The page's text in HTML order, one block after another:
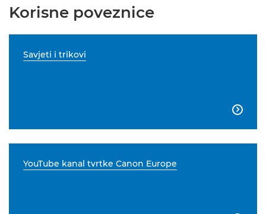
Korisne poveznice
Savjeti i trikovi

YouTube kanal tvrtke Canon Europe